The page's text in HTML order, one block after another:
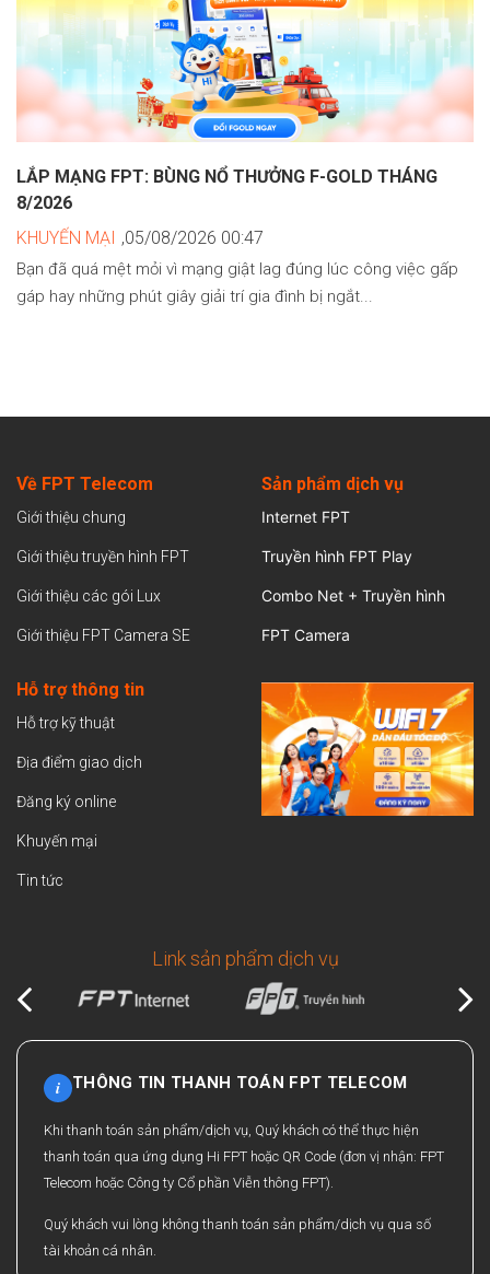
LẮP MẠNG FPT: BÙNG NỔ THƯỞNG F-GOLD THÁNG
8/2026
KHUYẾN MẠI ,05/08/2026 00:47
Bạn đã quá mệt mỏi vì mạng giật lag đúng lúc công việc gấp
gáp hay những phút giây giải trí gia đình bị ngắt...
Về FPT Telecom
Giới thiệu chung
Giới thiệu truyền hình FPT
Giới thiệu các gói Lux
Giới thiệu FPT Camera SE
Sản phẩm dịch vụ
Internet FPT
Truyền hình FPT Play
Combo Net + Truyền hình
FPT Camera
Hỗ trợ thông tin
Hỗ trợ kỹ thuật
Địa điểm giao dịch
Đăng ký online
Khuyến mại
Tin tức
Link sản phẩm dịch vụ
i THÔNG TIN THANH TOÁN FPT TELECOM
Khi thanh toán sản phẩm/dịch vụ, Quý khách có thể thực hiện
thanh toán qua ứng dụng Hi FPT hoặc QR Code (đơn vị nhận: FPT
Telecom hoặc Công ty Cổ phần Viễn thông FPT).
Quý khách vui lòng không thanh toán sản phẩm/dịch vụ qua số
tài khoản cá nhân.